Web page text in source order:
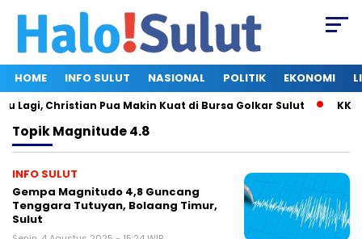
HOME INFO SULUT NASIONAL POLITIK EKONOMI
Christian Pua Makin Kuat di Bursa Golkar Sulut
TopikMagnitude 4.8
INFO SULUT
Gempa Magnitudo 4,8 Guncang
Tenggara Tutuyan, Bolaang Timur,
Sulut